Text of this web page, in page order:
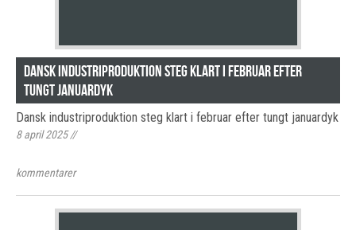
Dansk industriproduktion steg klart i februar efter
tungt januardyk
Dansk industriproduktion steg klart i februar efter tungt januardyk
8 april 2025//
kommentarer